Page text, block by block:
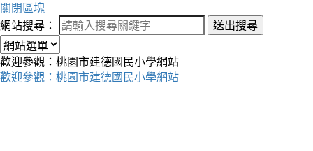
關閉區塊
網站搜尋：
送出搜尋
歡迎參觀：桃園市建德國民小學網站
歡迎參觀：桃園市建德國民小學網站